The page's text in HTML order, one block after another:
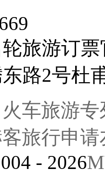
旅游订
路2号杜
火车旅游专
旅行申请
- 2026